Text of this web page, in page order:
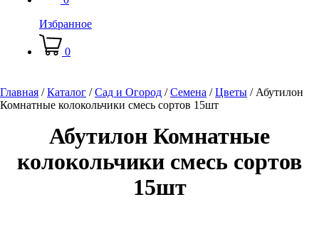
Избранное
0
Главная /Каталог /Сад и Огород /Семена /Цветы / Абутилон
Комнатные колокольчики смесь сортов 15шт
Абутилон Комнатные
колокольчики смесь сортов
15шт